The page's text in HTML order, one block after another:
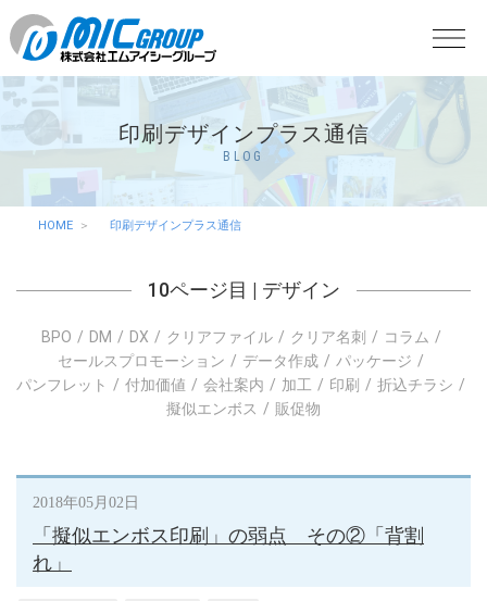
印刷デザインプラス通信
BLOG
HOME 印刷デザインプラス通信
10ページ目 | デザイン
BPO DM DX クリアファイル クリア名刺
コラム
セールスプロモーション
データ作成
パッケージ
パンフレット
付加価値 会社案内 加工 印刷
折込チラシ
擬似エンボス
販促物
2018年05月02日
「擬似エンボス印刷」の弱点 その②「背割
れ」